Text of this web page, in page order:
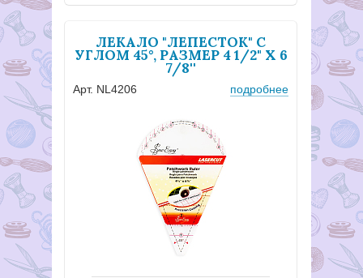
ЛЕКАЛО "ЛЕПЕСТОК" С
УГЛОМ 45°, РАЗМЕР 4 1/2" Х 6
7/8''
Арт. NL4206 подробнее